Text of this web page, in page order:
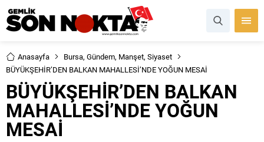
Anasayfa Bursa, Gündem, Manşet, Siyaset
BÜYÜKŞEHİR’DEN BALKAN MAHALLESİ’NDE YOĞUN MESAİ
BÜYÜKŞEHİR’DEN BALKAN
MAHALLESİ’NDE YOĞUN
MESAİ